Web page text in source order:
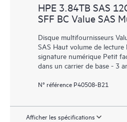
HPE 3.84TB SAS
SFF BC Value SAS
Disque multifournisseurs
SAS Haut volume de lecture
signature numérique Petit
dans un carrier de base - 3
N° référence P40508-B21
Afficher les spécifications